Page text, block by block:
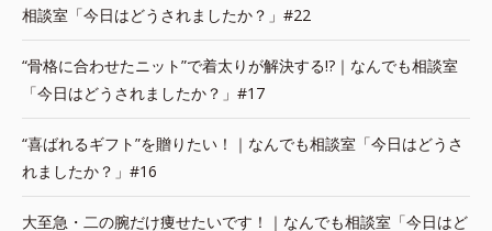
相談室「今日はどうされましたか？」#22
“骨格に合わせたニット”で着太りが解決する!?｜なんでも相談室
「今日はどうされましたか？」#17
“喜ばれるギフト”を贈りたい！｜なんでも相談室「今日はどうさ
れましたか？」#16
大至急・二の腕だけ痩せたいです！｜なんでも相談室「今日はど